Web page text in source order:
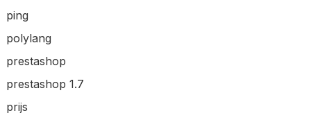
ping
polylang
prestashop
prestashop 1.7
prijs